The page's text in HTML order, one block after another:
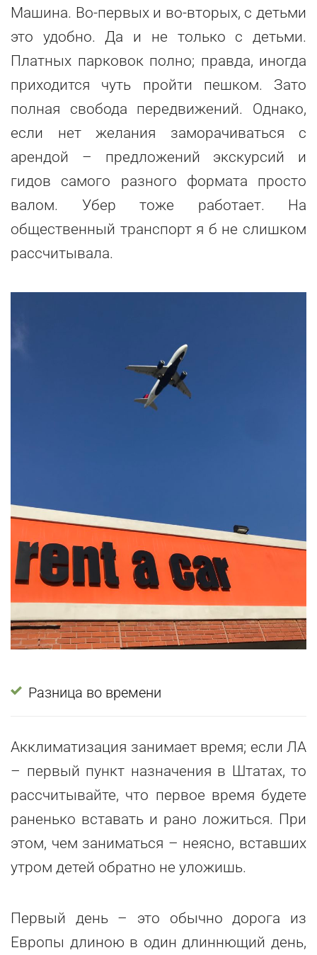
Машина. Во-первых и во-вторых, с детьми
это удобно. Да и не только с детьми.
Платных парковок полно; правда, иногда
приходится чуть пройти пешком. Зато
полная свобода передвижений. Однако,
если нет желания заморачиваться с
арендой – предложений экскурсий и
гидов самого разного формата просто
валом. Убер тоже работает. На
общественный транспорт я б не слишком
рассчитывала.
Разница во времени
Акклиматизация занимает время; если ЛА
– первый пункт назначения в Штатах, то
рассчитывайте, что первое время будете
раненько вставать и рано ложиться. При
этом, чем заниматься – неясно, вставших
утром детей обратно не уложишь.
Первый день – это обычно дорога из
Европы длиною в один длиннющий день,